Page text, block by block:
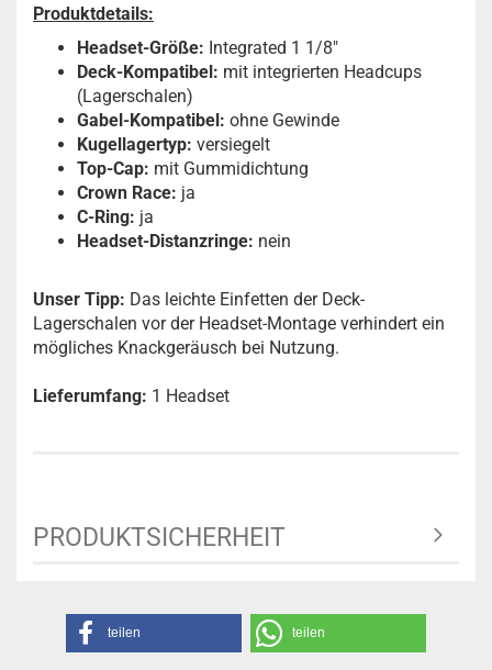
Produktdetails:
Headset-Größe: Integrated 1 1/8"
Deck-Kompatibel: mit integrierten Headcups
(Lagerschalen)
Gabel-Kompatibel: ohne Gewinde
Kugellagertyp: versiegelt
Top-Cap: mit Gummidichtung
Crown Race: ja
C-Ring: ja
Headset-Distanzringe: nein
Unser Tipp: Das leichte Einfetten der Deck-
Lagerschalen vor der Headset-Montage verhindert ein
mögliches Knackgeräusch bei Nutzung.
Lieferumfang: 1 Headset
PRODUKTSICHERHEIT
teilen teilen